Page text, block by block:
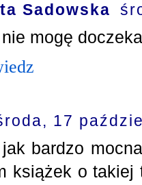
Sadowska
mogę
17
bardzo
książek o